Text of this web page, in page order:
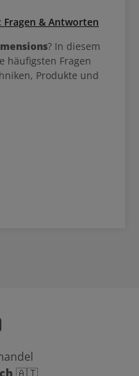
& Antworten
? In diesem
häufigsten Fragen
Produkte und